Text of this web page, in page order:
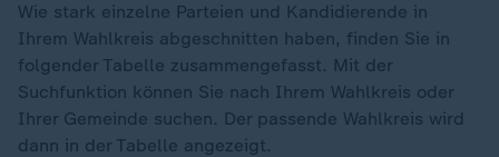
Wie stark einzelne Parteien und Kandidierende in
Ihrem Wahlkreis abgeschnitten haben, finden Sie in
folgender Tabelle zusammengefasst. Mit der
Suchfunktion können Sie nach Ihrem Wahlkreis oder
Ihrer Gemeinde suchen. Der passende Wahlkreis wird
dann in der Tabelle angezeigt.